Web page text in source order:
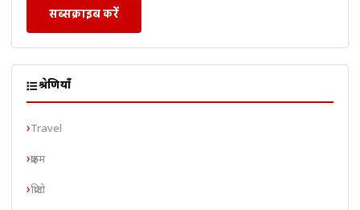
सब्सक्राइब करें
श्रेणियाँ
Travel
क्राइम
क्रिप्टो